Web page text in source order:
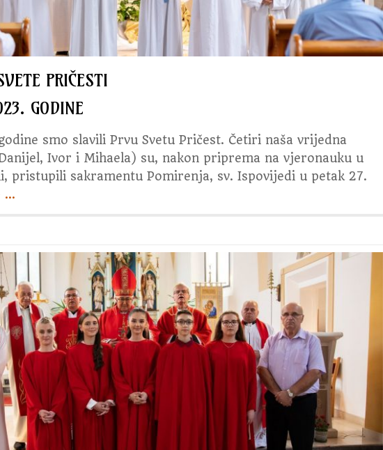
PRIČESTI
GODINE
smo slavili Prvu Svetu Pričest. Četiri naša vrijedna
Ivor i Mihaela) su, nakon priprema na vjeronauku u
pristupili sakramentu Pomirenja, sv. Ispovijedi u petak 27.
about
Pričesti
28.
svibnja
2023.
godine
…